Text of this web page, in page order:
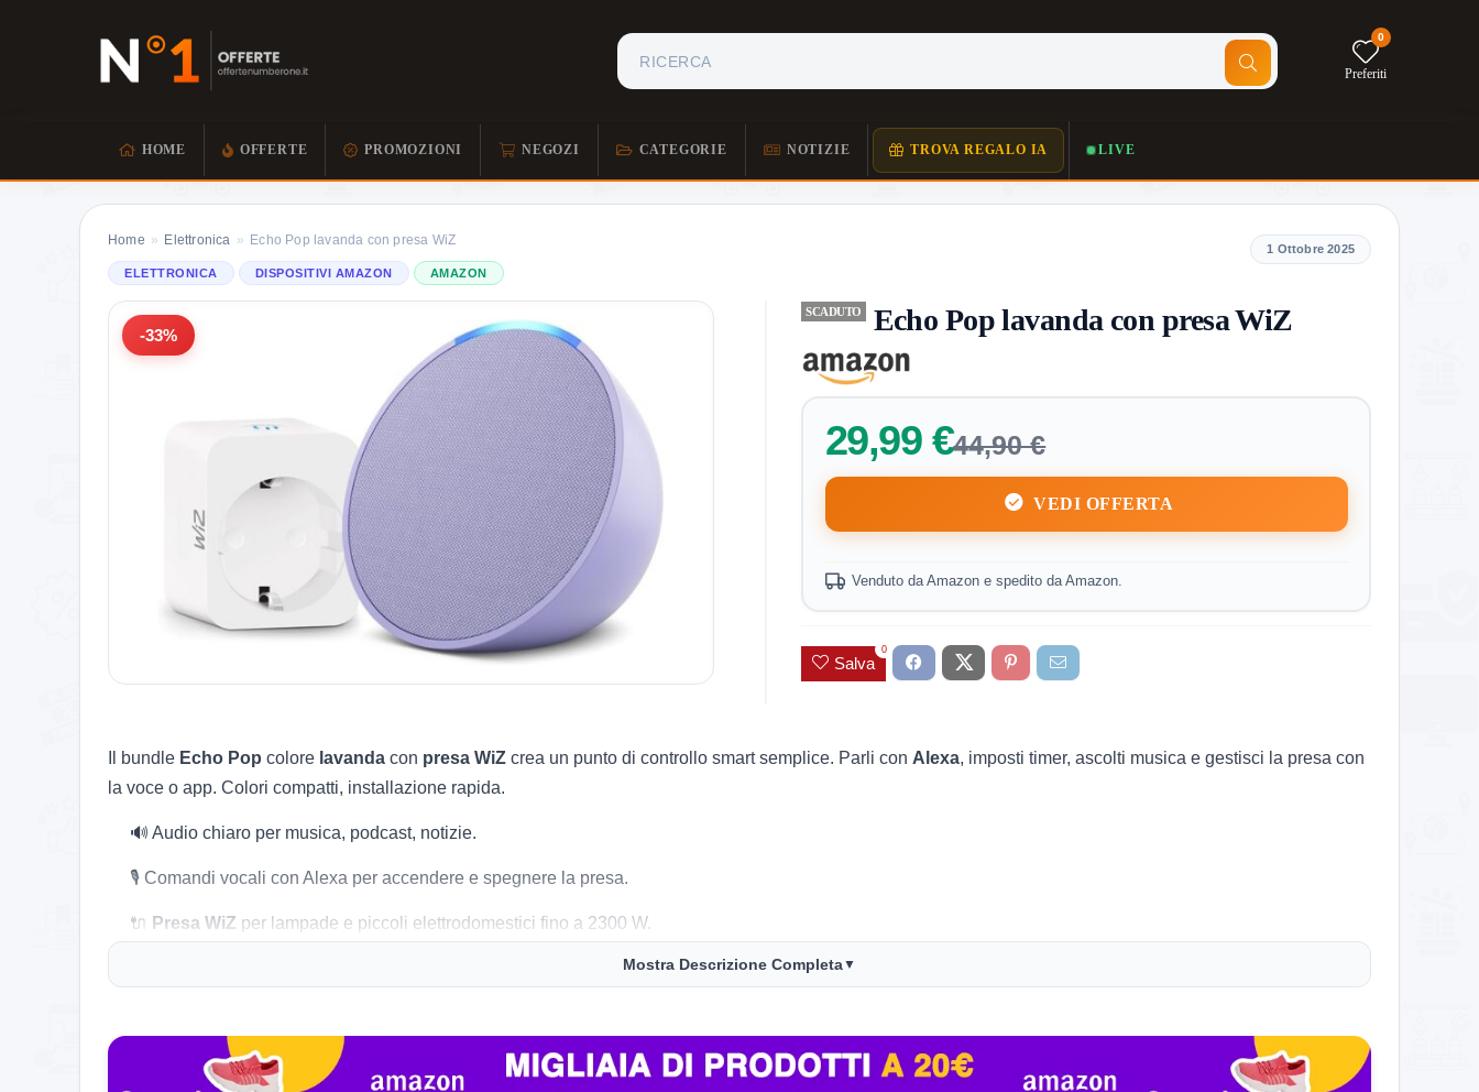
0
Preferiti
HOME OFFERTE PROMOZIONI NEGOZI CATEGORIE NOTIZIE TROVA REGALO IA LIVE
Home » Elettronica » Echo Pop lavanda con presa WiZ
ELETTRONICA DISPOSITIVI AMAZON AMAZON
-33%
SCADUTO Echo Pop lavanda con presa WiZ
29,99 €44,90 €
VEDI OFFERTA
Venduto da Amazon e spedito da Amazon.
Salva
0
1 Ottobre 2025
Il bundle Echo Pop colore lavanda con presa WiZ crea un punto di controllo smart semplice. Parli con Alexa, imposti timer, ascolti musica e gestisci la presa con
la voce o app. Colori compatti, installazione rapida.
🔊 Audio chiaro per musica, podcast, notizie.
🎙️ Comandi vocali con Alexa per accendere e spegnere la presa.
🔌 Presa WiZ per lampade e piccoli elettrodomestici fino a 2300 W.
🌐 Bluetooth e Wi‑Fi per controllo locale e remoto.
Mostra Descrizione Completa▼